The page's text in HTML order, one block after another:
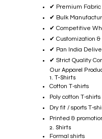
✔ Premium Fabric
✔ Bulk
✔ Competitive
✔ Customization
✔ Pan India
✔ Strict Quality
Our Apparel
1. T-Shirts
Cotton T-shirts
Poly cotton T-shirts
Dry fit / sports T-
Printed &
2. Shirts
Formal shirts